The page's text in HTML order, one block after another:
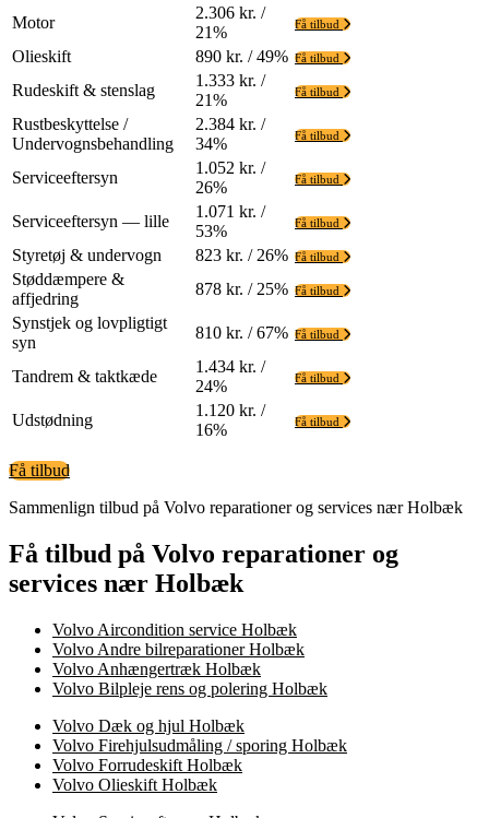
Motor
2.306 kr. /
21%
Få tilbud
Olieskift 890 kr. / 49% Få tilbud
Rudeskift & stenslag
1.333 kr. /
21%
Få tilbud
Rustbeskyttelse /
Undervognsbehandling
2.384 kr. /
34%
Få tilbud
Serviceeftersyn
1.052 kr. /
26%
Få tilbud
Serviceeftersyn — lille
1.071 kr. /
53%
Få tilbud
Styretøj & undervogn 823 kr. / 26% Få tilbud
Støddæmpere &
affjedring
878 kr. / 25% Få tilbud
Synstjek og lovpligtigt
syn
810 kr. / 67% Få tilbud
Tandrem & taktkæde
1.434 kr. /
24%
Få tilbud
Udstødning
1.120 kr. /
16%
Få tilbud
Få tilbud
Sammenlign tilbud på Volvo reparationer og services nær Holbæk
Få tilbud på Volvo reparationer og
services nær Holbæk
Volvo Aircondition service Holbæk
Volvo Andre bilreparationer Holbæk
Volvo Anhængertræk Holbæk
Volvo Bilpleje rens og polering Holbæk
Volvo Dæk og hjul Holbæk
Volvo Firehjulsudmåling / sporing Holbæk
Volvo Forrudeskift Holbæk
Volvo Olieskift Holbæk